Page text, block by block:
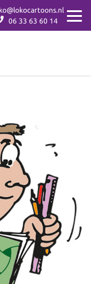
06 33 63 60 14